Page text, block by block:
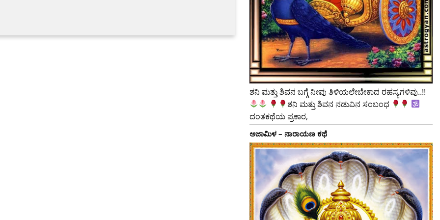
ಶನಿ ಮತ್ತು ಶಿವನ ಬಗ್ಗೆ ನೀವು ತಿಳಿಯಲೇಬೇಕಾದ ರಹಸ್ಯಗಳಿವು..!!
ಶನಿ ಮತ್ತು ಶಿವನ ನಡುವಿನ ಸಂಬಂಧ
ದಂತಕಥೆಯ ಪ್ರಕಾರ,
ಅಜಾಮಿಳ – ನಾರಾಯಣ ಕಥೆ